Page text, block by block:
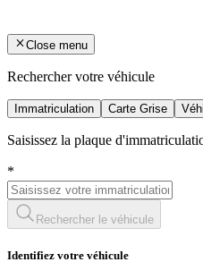
Close menu
Rechercher votre véhicule
Immatriculation Carte Grise
Saisissez la plaque
*
Rechercher le véhicule
Identifiez votre véhicule